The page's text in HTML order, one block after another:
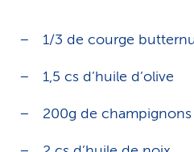
1/3 de courge
1,5 cs d’huile d’olive
200g de champignons